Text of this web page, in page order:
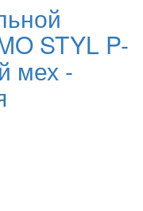
STYL P-
мех -